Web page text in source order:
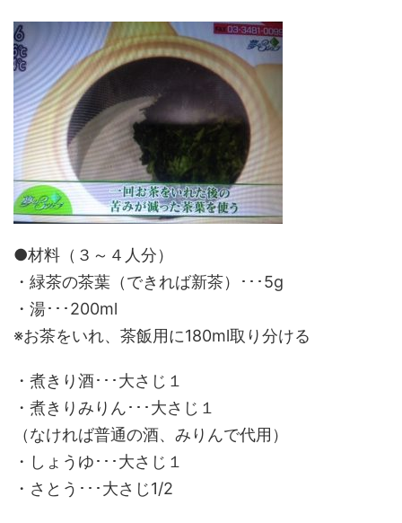
●材料（３～４人分）
・緑茶の茶葉（できれば新茶）･･･5g
・湯･･･200ml
※お茶をいれ、茶飯用に180ml取り分ける
・煮きり酒･･･大さじ１
・煮きりみりん･･･大さじ１
（なければ普通の酒、みりんで代用）
・しょうゆ･･･大さじ１
・さとう･･･大さじ1/2